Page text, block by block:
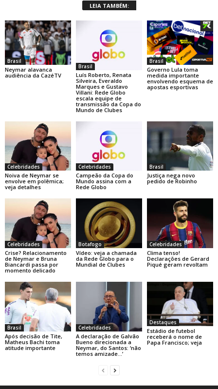
LEIA TAMBÉM:
Brasil
Neymar alavanca
audiência da CazéTV
Brasil
Luís Roberto, Renata
Silveira, Everaldo
Marques e Gustavo
Villani: Rede Globo
escala equipe de
transmissão da Copa do
Mundo de Clubes
Brasil
Governo Lula toma
medida importante
envolvendo esquema de
apostas esportivas
Celebridades
Noiva de Neymar se
envolve em polêmica;
veja detalhes
Celebridades
Campeão da Copa do
Mundo assina com a
Rede Globo
Brasil
Justiça nega novo
pedido de Robinho
Celebridades
Crise? Relacionamento
de Neymar e Bruna
Biancardi passa por
momento delicado
Botafogo
Vídeo: veja a chamada
da Rede Globo para o
Mundial de Clubes
Celebridades
Clima tenso!
Declarações de Gerard
Piqué geram revoltam
Brasil
Após decisão de Tite,
Matheus Bachi toma
atitude importante
Celebridades
A declaração de Galvão
Bueno direcionada a
Neymar, do Santos: ‘não
temos amizade…’
Destaques
Estádio de futebol
receberá o nome de
Papa Francisco; veja